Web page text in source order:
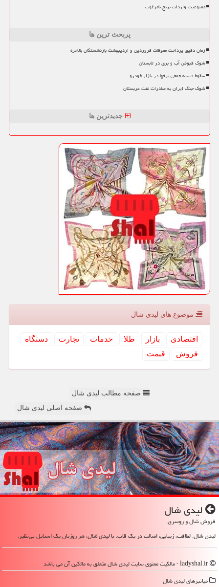
ممنوعیت واردات برنج نامرغوب
پربحث ترین ها
زمان دقیق پرداخت معوقات فروردین و اردیبهشت بازنشستگان بالاخره
شوک قبوض آب و برق در تابستان
سقوط دسته جمعی نرخها در بازار خودرو
شوک جنگ ایران به صادرات نفت عربستان
جدیدترین ها
موضوع های لیدی شال
اقتصادی بازار طلا خدمات تجارت
دستگاه
فروش
قیمت
صفحه مطالب لیدی شال
صفحه اصلی لیدی شال
لیدی شال
فروش شال و روسری
لیدی شال: لطافت، زیبایی، اصالت در یک قاب. بالیدی شال، هر روزتان یک استایل بی‌نظیر.
میانبرهای لیدی شال